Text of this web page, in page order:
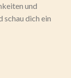
und
schau dich ein